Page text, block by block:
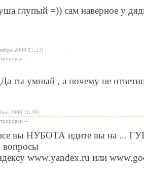
глупый =)) сам наверное у
2008 17:23)
--
Да ты умный , а почему не
2008 16:30)
--
вы НУБОТА идите вы на ...
вопросы
www.yandex.ru или